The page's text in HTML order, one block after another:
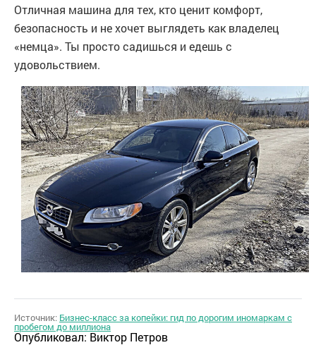
Отличная машина для тех, кто ценит комфорт,
безопасность и не хочет выглядеть как владелец
«немца». Ты просто садишься и едешь с
удовольствием.
Источник: Бизнес-класс за копейки: гид по дорогим иномаркам с
пробегом до миллиона
Опубликовал:Виктор Петров